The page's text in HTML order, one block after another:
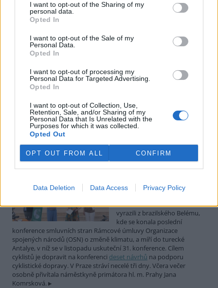
I want to opt-out of the Sharing of my
personal data.
Opted In
I want to opt-out of the Sale of my
Personal Data.
Opted In
I want to opt-out of processing my
Personal Data for Targeted Advertising.
Opted In
I want to opt-out of Collection, Use,
Retention, Sale, and/or Sharing of my
Personal Data that Is Unrelated with the
Purposes for which it was collected.
Opted Out
OPT OUT FROM ALL CONFIRM
Data Deletion Data Access Privacy Policy
Veterináři v horku ošetřují více zvířat, ohrožení jsou psi
se zploštělým čumákem
Veterináři v současných
podle nich patří plemena psů s
krátkou lebkou a zploštělým
čumákem, jako jsou například mopsi nebo buldočci, starší jedinci a
vyhledávají veterinární ošetření nejčastěji kvůli přehřátí organismu,
dehydrataci nebo kolapsu. ČTK to sdělila viceprezidentka Komory
veterinárních lékařů ČR Kateřina Valdhans.
Do Prahy dorazili jezdci cyklistické štafety, míří na
konferenci o klimatu
6.8.2026 15:08 | PRAHA (ČTK)
Do Prahy dnes dorazili jezdci
COP Bike Ride. Účastníci
vyrazili z brazilského Belému,
kde se konala poslední
konference smluvních stran Rámcové úmluvy Organizace
spojených národů (OSN) o změně klimatu, a míří do turecké
Antalye, v níž se v listopadu uskuteční 31. konference. Cílem
cyklistů je dopravit na konferenci deset návrhů na podporu
cyklistické dopravy. V Praze stráví necelé tři dny. Včera večer
osobně přivítala náměstkyně primátora hl. m. Prahy Jana
Komrsková.